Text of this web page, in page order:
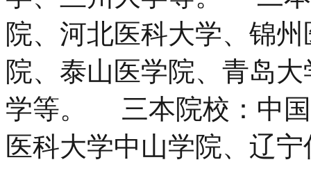
院、河北医科大学、锦
院、泰山医学院、青岛
学等。 三本院校：中国
医科大学中山学院、辽